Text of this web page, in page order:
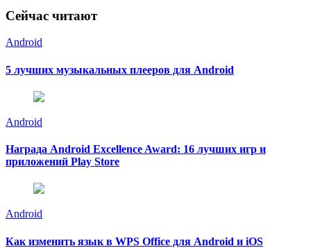
Сейчас читают
Android
5 лучших музыкальных плееров для Android
Android
Награда Android Excellence Award: 16 лучших игр и
приложений Play Store
Android
Как изменить язык в WPS Office для Android и iOS